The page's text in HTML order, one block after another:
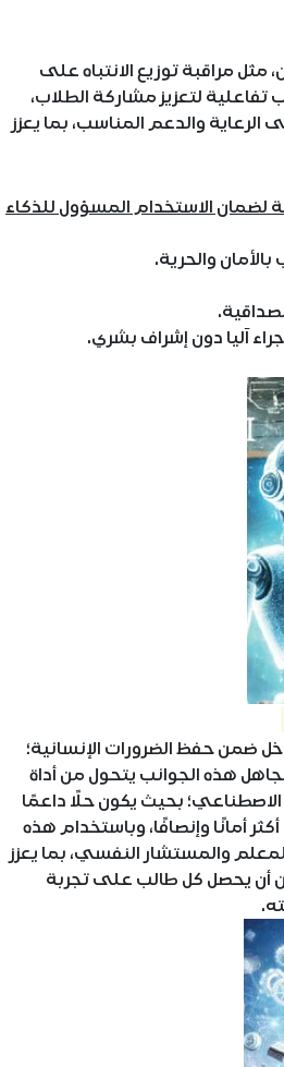
مراقبة توزيع الانتباه على
تفاعلية لتعزيز مشاركة الطلاب،
والدعم المناسب، بما يعزز
لضمان الاستخدام المسؤول للذكاء
والحرية.
آليا دون إشراف بشري.
ضمن حفظ الضرورات الإنسانية؛
هذه الجوانب يتحول من أداة
بحيث يكون حلًا داعمًا
أمانًا وإنصافًا، وباستخدام هذه
والمستشار النفسي، بما يعزز
أن يحصل كل طالب على تجربة